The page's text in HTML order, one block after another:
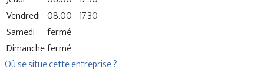
Vendredi 08.00 - 17.30
Samedi
fermé
Dimanchefermé
Où se situe cette entreprise ?